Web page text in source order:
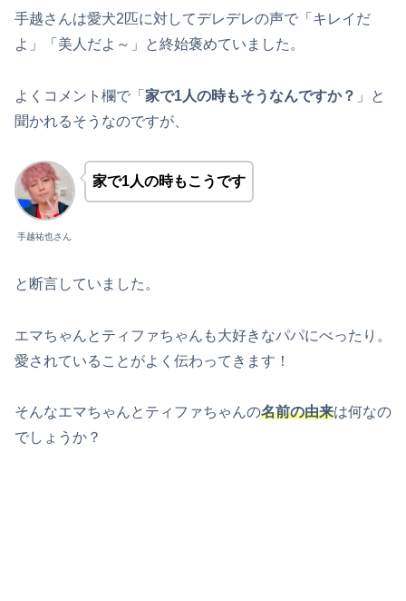
手越さんは愛犬2匹に対してデレデレの声で「キレイだ
よ」「美人だよ～」と終始褒めていました。
よくコメント欄で「 家で1人の時もそうなんですか？ 」と
聞かれるそうなのですが、
手越祐也さん
家で1人の時もこうです
と断言していました。
エマちゃんとティファちゃんも大好きなパパにべったり。
愛されていることがよく伝わってきます！
そんなエマちゃんとティファちゃんの名前の由来は何なの
でしょうか？